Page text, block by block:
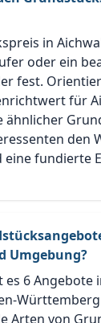
in
oder ein
fest.
für
ähnlicher
den
eine fundierte
Umgebung?
es 6
Arten von